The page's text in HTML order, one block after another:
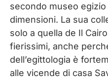
secondo museo
dimensioni. La sua
solo a quella de Il
fierissimi, anche
dell’egittologia è
alle vicende di casa